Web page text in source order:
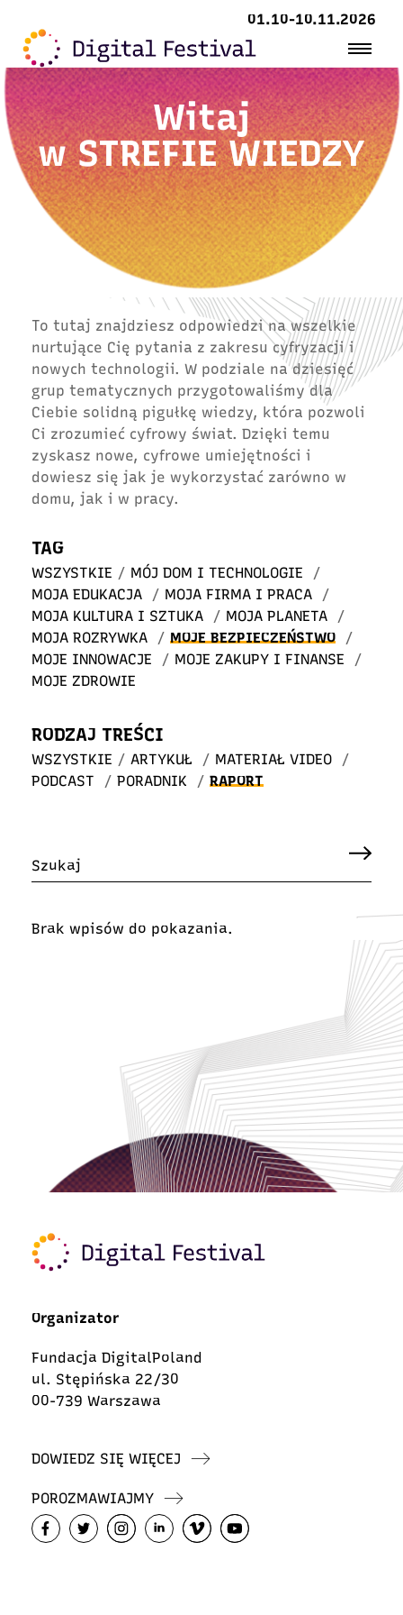
01.10-10.11.2026
Witaj
wSTREFIE WIEDZY
To tutaj znajdziesz odpowiedzi na wszelkie
nurtujące Cię pytania z zakresu cyfryzacji i
nowych technologii. W podziale na dziesięć
grup tematycznych przygotowaliśmy dla
Ciebie solidną pigułkę wiedzy, która pozwoli
Ci zrozumieć cyfrowy świat. Dzięki temu
zyskasz nowe, cyfrowe umiejętności i
dowiesz się jak je wykorzystać zarówno w
domu, jak i w pracy.
TAG
WSZYSTKIE / MÓJ DOM I TECHNOLOGIE
/
MOJA EDUKACJA
/ MOJA FIRMA I PRACA
/
MOJA KULTURA I SZTUKA
/ MOJA PLANETA
/
MOJA ROZRYWKA
/ MOJE BEZPIECZEŃSTWO
/
MOJE INNOWACJE
/ MOJE ZAKUPY I FINANSE
/
MOJE ZDROWIE
RODZAJ TREŚCI
WSZYSTKIE / ARTYKUŁ / MATERIAŁ VIDEO
/
PODCAST
/ PORADNIK / RAPORT
Brak wpisów do pokazania.
Organizator
Fundacja DigitalPoland
ul. Stępińska 22/30
00-739 Warszawa
DOWIEDZ SIĘ WIĘCEJ
POROZMAWIAJMY